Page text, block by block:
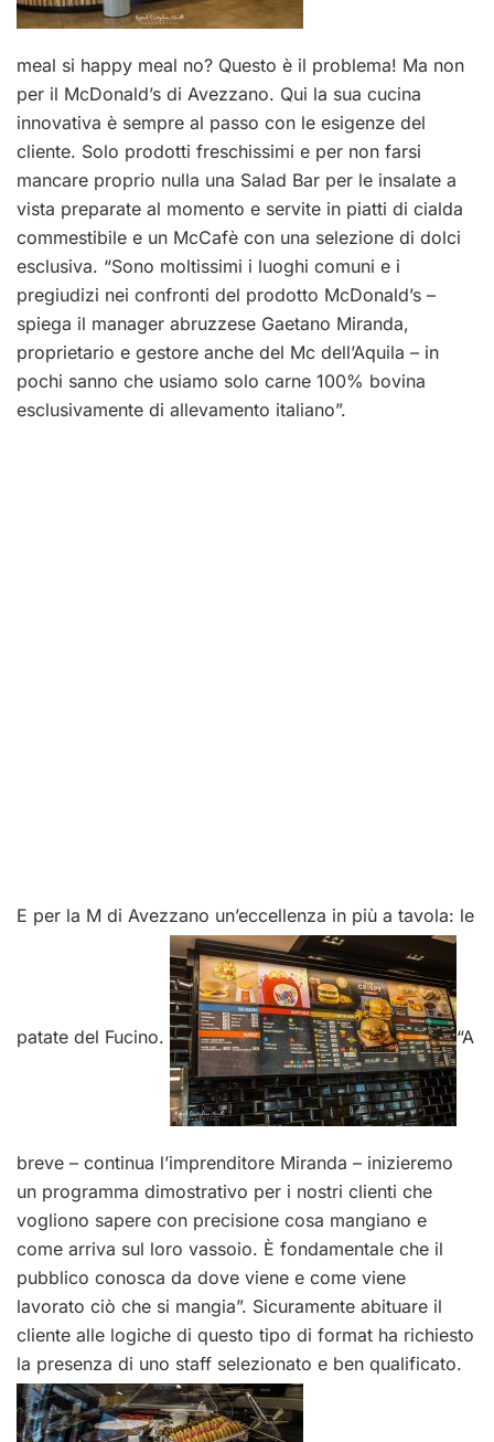
meal si happy meal no? Questo è il problema! Ma non
per il McDonald’s di Avezzano. Qui la sua cucina
innovativa è sempre al passo con le esigenze del
cliente. Solo prodotti freschissimi e per non farsi
mancare proprio nulla una Salad Bar per le insalate a
vista preparate al momento e servite in piatti di cialda
commestibile e un McCafè con una selezione di dolci
esclusiva. “Sono moltissimi i luoghi comuni e i
pregiudizi nei confronti del prodotto McDonald’s –
spiega il manager abruzzese Gaetano Miranda,
proprietario e gestore anche del Mc dell’Aquila – in
pochi sanno che usiamo solo carne 100% bovina
esclusivamente di allevamento italiano”.
E per la M di Avezzano un’eccellenza in più a tavola: le
patate del Fucino. “A
breve – continua l’imprenditore Miranda – inizieremo
un programma dimostrativo per i nostri clienti che
vogliono sapere con precisione cosa mangiano e
come arriva sul loro vassoio. È fondamentale che il
pubblico conosca da dove viene e come viene
lavorato ciò che si mangia”. Sicuramente abituare il
cliente alle logiche di questo tipo di format ha richiesto
la presenza di uno staff selezionato e ben qualificato.